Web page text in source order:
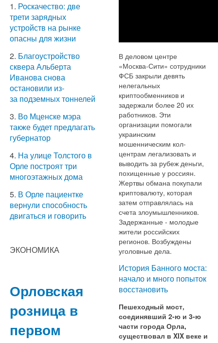
1. Роскачество: две
трети зарядных
устройств на рынке
опасны для жизни
2. Благоустройство
сквера Альберта
Иванова снова
остановили из-
за подземных тоннелей
3. Во Мценске мэра
также будет предлагать
губернатор
4. На улице Толстого в
Орле построят три
многоэтажных дома
5. В Орле пациентке
вернули способность
двигаться и говорить
ЭКОНОМИКА
Орловская
розница в
первом
В деловом центре
«Москва-Сити» сотрудники
ФСБ закрыли девять
нелегальных
криптообменников и
задержали более 20 их
работников. Эти
организации помогали
украинским
мошенническим кол-
центрам легализовать и
выводить за рубеж деньги,
похищенные у россиян.
Жертвы обмана покупали
криптовалюту, которая
затем отправлялась на
счета злоумышленников.
Задержанные - молодые
жители российских
регионов. Возбуждены
уголовные дела.
История Банного моста:
начало и много попыток
восстановить
Пешеходный мост,
соединявший 2-ю и 3-ю
части города Орла,
существовал в XIX веке и